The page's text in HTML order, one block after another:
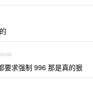
要求强制 996 那是真的狠